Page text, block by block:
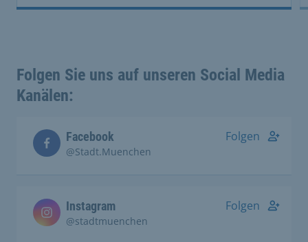
Folgen Sie uns auf unseren Social Media
Kanälen:
Facebook
@Stadt.Muenchen
Folgen
Instagram
@stadtmuenchen
Folgen